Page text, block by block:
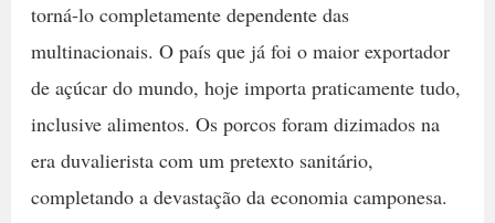
torná-lo completamente dependente das
multinacionais. O país que já foi o maior exportador
de açúcar do mundo, hoje importa praticamente tudo,
inclusive alimentos. Os porcos foram dizimados na
era duvalierista com um pretexto sanitário,
completando a devastação da economia camponesa.